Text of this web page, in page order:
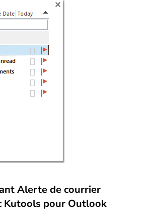
Alerte de courrier
Kutools pour Outlook